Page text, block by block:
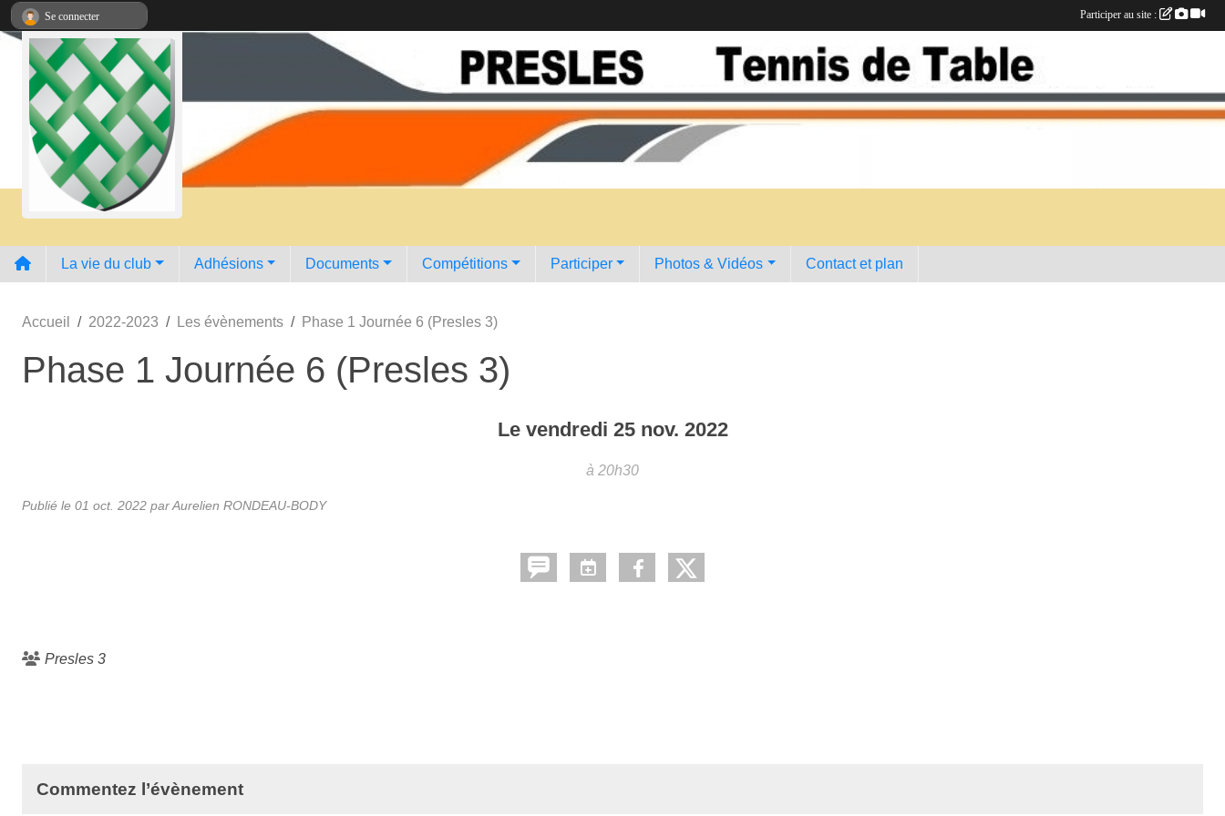
La vie du club Adhésions Documents Compétitions Participer Photos & Vidéos Contact et plan
Accueil 2022-2023 Les évènements Phase 1 Journée 6 (Presles 3)
Phase 1 Journée 6 (Presles 3)
Le vendredi 25 nov. 2022
à 20h30
Publié le 01 oct. 2022 par Aurelien RONDEAU-BODY
Presles 3
Commentez l’évènement
Se connecter Participer au site :
Panneau de gestion des cookies